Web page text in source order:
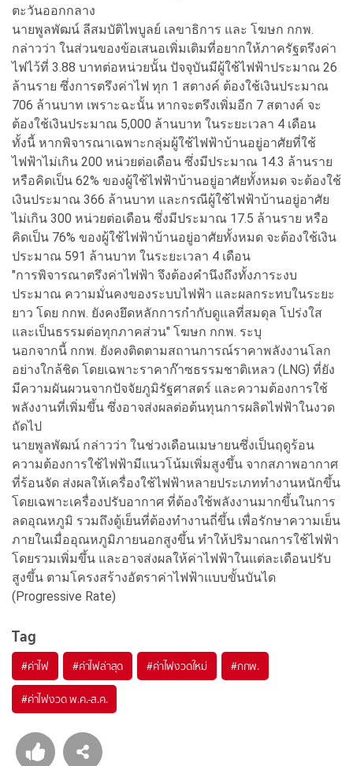
ตะวันออกกลาง
นายพูลพัฒน์ ลีสมบัติไพบูลย์ เลขาธิการ และ โฆษก กกพ.
กล่าวว่า ในส่วนของข้อเสนอเพิ่มเติมที่อยากให้ภาครัฐตรึงค่า
ไฟไว้ที่ 3.88 บาทต่อหน่วยนั้น ปัจจุบันมีผู้ใช้ไฟฟ้าประมาณ 26
ล้านราย ซึ่งการตรึงค่าไฟ ทุก 1 สตางค์ ต้องใช้เงินประมาณ
706 ล้านบาท เพราะฉะนั้น หากจะตรึงเพิ่มอีก 7 สตางค์ จะ
ต้องใช้เงินประมาณ 5,000 ล้านบาท ในระยะเวลา 4 เดือน
ทั้งนี้ หากพิจารณาเฉพาะกลุ่มผู้ใช้ไฟฟ้าบ้านอยู่อาศัยที่ใช้
ไฟฟ้าไม่เกิน 200 หน่วยต่อเดือน ซึ่งมีประมาณ 14.3 ล้านราย
หรือคิดเป็น 62% ของผู้ใช้ไฟฟ้าบ้านอยู่อาศัยทั้งหมด จะต้องใช้
เงินประมาณ 366 ล้านบาท และกรณีผู้ใช้ไฟฟ้าบ้านอยู่อาศัย
ไม่เกิน 300 หน่วยต่อเดือน ซึ่งมีประมาณ 17.5 ล้านราย หรือ
คิดเป็น 76% ของผู้ใช้ไฟฟ้าบ้านอยู่อาศัยทั้งหมด จะต้องใช้เงิน
ประมาณ 591 ล้านบาท ในระยะเวลา 4 เดือน
"การพิจารณาตรึงค่าไฟฟ้า จึงต้องคำนึงถึงทั้งภาระงบ
ประมาณ ความมั่นคงของระบบไฟฟ้า และผลกระทบในระยะ
ยาว โดย กกพ. ยังคงยึดหลักการกำกับดูแลที่สมดุล โปร่งใส
และเป็นธรรมต่อทุกภาคส่วน" โฆษก กกพ. ระบุ
นอกจากนี้ กกพ. ยังคงติดตามสถานการณ์ราคาพลังงานโลก
อย่างใกล้ชิด โดยเฉพาะราคาก๊าซธรรมชาติเหลว (LNG) ที่ยัง
มีความผันผวนจากปัจจัยภูมิรัฐศาสตร์ และความต้องการใช้
พลังงานที่เพิ่มขึ้น ซึ่งอาจส่งผลต่อต้นทุนการผลิตไฟฟ้าในงวด
ถัดไป
นายพูลพัฒน์ กล่าวว่า ในช่วงเดือนเมษายนซึ่งเป็นฤดูร้อน
ความต้องการใช้ไฟฟ้ามีแนวโน้มเพิ่มสูงขึ้น จากสภาพอากาศ
ที่ร้อนจัด ส่งผลให้เครื่องใช้ไฟฟ้าหลายประเภททำงานหนักขึ้น
โดยเฉพาะเครื่องปรับอากาศ ที่ต้องใช้พลังงานมากขึ้นในการ
ลดอุณหภูมิ รวมถึงตู้เย็นที่ต้องทำงานถี่ขึ้น เพื่อรักษาความเย็น
ภายในเมื่ออุณหภูมิภายนอกสูงขึ้น ทำให้ปริมาณการใช้ไฟฟ้า
โดยรวมเพิ่มขึ้น และอาจส่งผลให้ค่าไฟฟ้าในแต่ละเดือนปรับ
สูงขึ้น ตามโครงสร้างอัตราค่าไฟฟ้าแบบขั้นบันได
(Progressive Rate)
Tag
#ค่าไฟ #ค่าไฟล่าสุด #ค่าไฟงวดใหม่ #กกพ.
#ค่าไฟงวด พ.ค.-ส.ค.